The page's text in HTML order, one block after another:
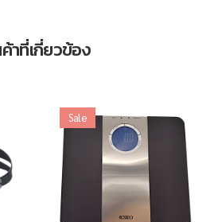
าที่เกี่ยวข้อง
Sale